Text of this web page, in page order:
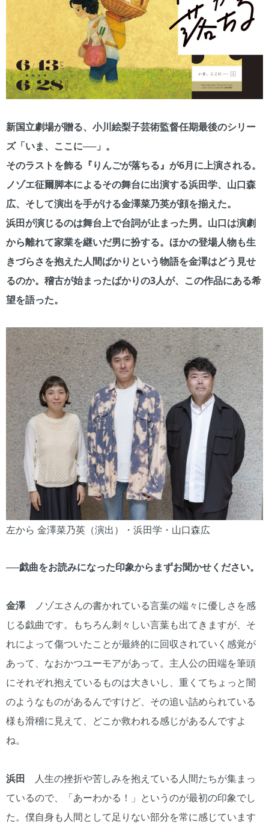
新国立劇場が贈る、小川絵梨子芸術監督任期最後のシリー
ズ「いま、ここに──」。
そのラストを飾る『りんごが落ちる』が6月に上演される。
ノゾエ征爾脚本によるその舞台に出演する浜田学、山口森
広、そして演出を手がける金澤菜乃英が顔を揃えた。
浜田が演じるのは舞台上で台詞が止まった男。山口は演劇
から離れて家業を継いだ男に扮する。ほかの登場人物も生
きづらさを抱えた人間ばかりという物語を金澤はどう見せ
るのか。稽古が始まったばかりの3人が、この作品にある希
望を語った。
左から 金澤菜乃英（演出）・浜田学・山口森広
──戯曲をお読みになった印象からまずお聞かせください。
金澤
ノゾエさんの書かれている言葉の端々に優しさを感
じる戯曲です。もちろん刺々しい言葉も出てきますが、そ
れによって傷ついたことが最終的に回収されていく感覚が
あって、なおかつユーモアがあって。主人公の田端を筆頭
にそれぞれ抱えているものは大きいし、重くてちょっと闇
のようなものがあるんですけど、その追い詰められている
様も滑稽に見えて、どこか救われる感じがあるんですよ
ね。
浜田 人生の挫折や苦しみを抱えている人間たちが集まっ
ているので、「あーわかる！」というのが最初の印象でし
た。僕自身も人間として足りない部分を常に感じています